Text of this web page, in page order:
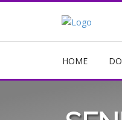
HOME